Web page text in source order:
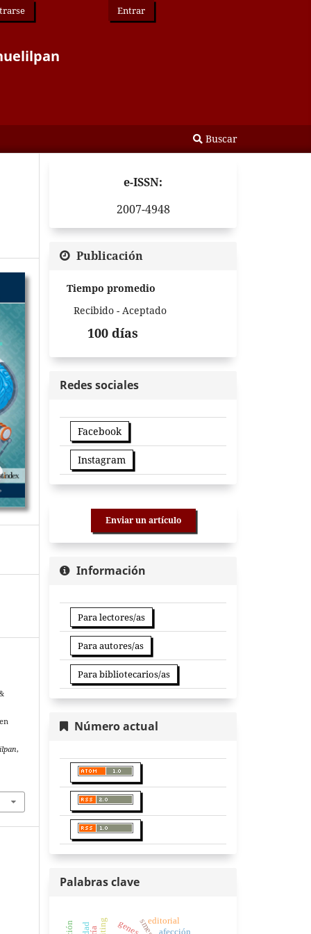
Buscar
Entrar
,
e-ISSN:
2007-4948
Publicación
Tiempo promedio
Recibido - Aceptado
100 días
Redes sociales
Facebook
Instagram
Enviar un artículo
Información
Para lectores/as
Para autores/as
Para bibliotecarios/as
Número actual
Palabras clave
smes
genes afección
editorial